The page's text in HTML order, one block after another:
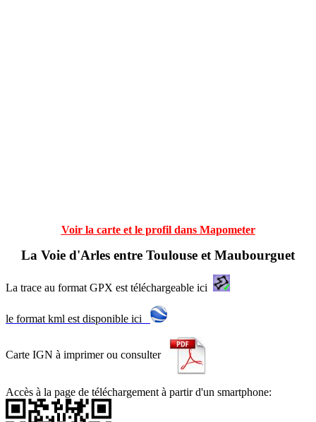
Voir la carte et le profil dans Mapometer
La Voie d'Arles entre Toulouse et Maubourguet
La trace au format GPX est téléchargeable ici
le format kml est disponible ici
Carte IGN à imprimer ou consulter
Accès à la page de téléchargement à partir d'un smartphone: